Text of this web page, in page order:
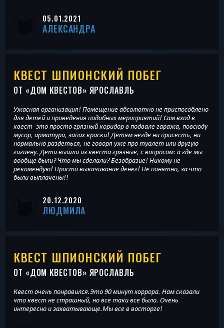
05.01.2021
АЛЕКСАНДРА
КВЕСТ ШПИОНСКИЙ ПОБЕГ
ОТ «ДОМ КВЕСТОВ» ЯРОСЛАВЛЬ
Ужасная организация! Помещение абсолютно не приспособлено
для детей и проведения подобных мероприятий! Сам вход в
квест- это просто грязный коридор в подвале гаража, повсюду
мусор, арматура, запах краски! Детям негде ни присесть, ни
нормально раздеться, не говоря уже про туалет или другую
гигиену. Дети вышли из квеста грязные, с вопросом: а где мы
вообще были? Что мы сделали? Безобразие! Никому не
рекомендую! Просто выкачивание денег! Не понятно, за что
были выплачены!!
20.12.2020
ЛЮДМИЛА
КВЕСТ ШПИОНСКИЙ ПОБЕГ
ОТ «ДОМ КВЕСТОВ» ЯРОСЛАВЛЬ
Квест очень понравился.Это 90 минут хоррора. Нам сказали
что квест не страшный, но все таки все было. Очень
интересно и захватывающе.Мы все в восторге!